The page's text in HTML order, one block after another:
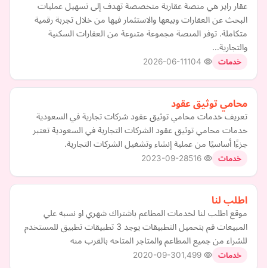
عقار رايز هي منصة عقارية متخصصة تهدف إلى تسهيل عمليات
البحث عن العقارات وبيعها والاستثمار فيها من خلال تجربة رقمية
متكاملة. توفر المنصة مجموعة متنوعة من العقارات السكنية
والتجارية…
خدمات 2026-06-11
محامي توثيق عقود
تعريف خدمات محامي توثيق عقود شركات تجارية في السعودية
خدمات محامي توثيق عقود الشركات التجارية في السعودية تعتبر
جزءًا أساسيًا من عملية إنشاء وتشغيل الشركات التجارية.
خدمات 2023-09-28
اطلب لنا
موقع اطلب لنا لخدمات المطاعم باشتراك شهري او نسبه علي
المبيعات قم بتحميل التطبيقات يوجد 3 تطبيقات تطبيق للمستخدم
للشراء من جميع المطاعم والمتاجر المتاحه بالقرب منه
خدمات 2020-09-30